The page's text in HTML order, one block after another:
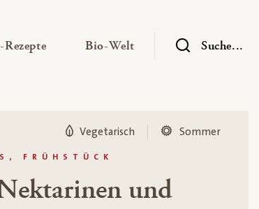
ausklappen— Untermenü ausklappen
Bio-Welt — UntermenüSuche...
FRÜHSTÜCK
Vegetarisch Sommer
und